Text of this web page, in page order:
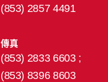
(853) 2857 4491
傳真
(853) 2833 6603 ;
(853) 8396 8603